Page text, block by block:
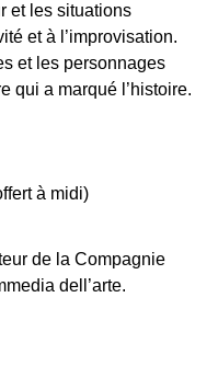
et les situations
et à l’improvisation.
et les personnages
qui a marqué l’histoire.
à midi)
de la Compagnie
dell’arte.